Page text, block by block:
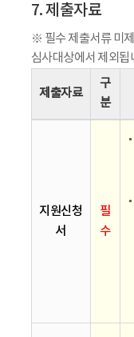
7. 제출자료
※ 필수 제출서류 미
심사대상에서 제외됩
제출자료
구
분
지원신청
서
필
수